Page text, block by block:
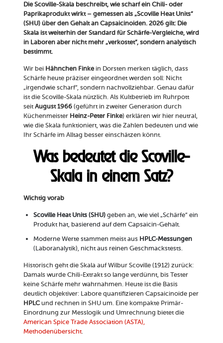
Die Scoville-Skala beschreibt, wie scharf ein Chili- oder
Paprikaprodukt wirkt – gemessen als „Scoville Heat Units“
(SHU) über den Gehalt an Capsaicinoiden. 2026 gilt: Die
Skala ist weiterhin der Standard für Schärfe-Vergleiche, wird
in Laboren aber nicht mehr „verkostet“, sondern analytisch
bestimmt.
Wir bei Hähnchen Finkein Dorsten merken täglich, dass
Schärfe heute präziser eingeordnet werden soll: Nicht
„irgendwie scharf“, sondern nachvollziehbar. Genau dafür
ist die Scoville-Skala nützlich. Als Kultbetrieb im Ruhrpott
seitAugust 1966(geführt in zweiter Generation durch
Küchenmeister Heinz-Peter Finke) erklären wir hier neutral,
wie die Skala funktioniert, was die Zahlen bedeuten und wie
Ihr Schärfe im Alltag besser einschätzen könnt.
Was bedeutet die Scoville-
Skala in einem Satz?
Wichtig vorab
Scoville Heat Units (SHU)geben an, wie viel „Schärfe“ ein
Produkt hat, basierend auf dem Capsaicin-Gehalt.
Moderne Werte stammen meist aus HPLC-Messungen
(Laboranalytik), nicht aus reinen Geschmackstests.
Historisch geht die Skala auf Wilbur Scoville (1912) zurück:
Damals wurde Chili-Extrakt so lange verdünnt, bis Tester
keine Schärfe mehr wahrnahmen. Heute ist die Basis
deutlich objektiver: Labore quantifizieren Capsaicinoide per
HPLCund rechnen in SHU um. Eine kompakte Primär-
Einordnung zur Messlogik und Umrechnung bietet die
American Spice Trade Association (ASTA),
Methodenübersicht.